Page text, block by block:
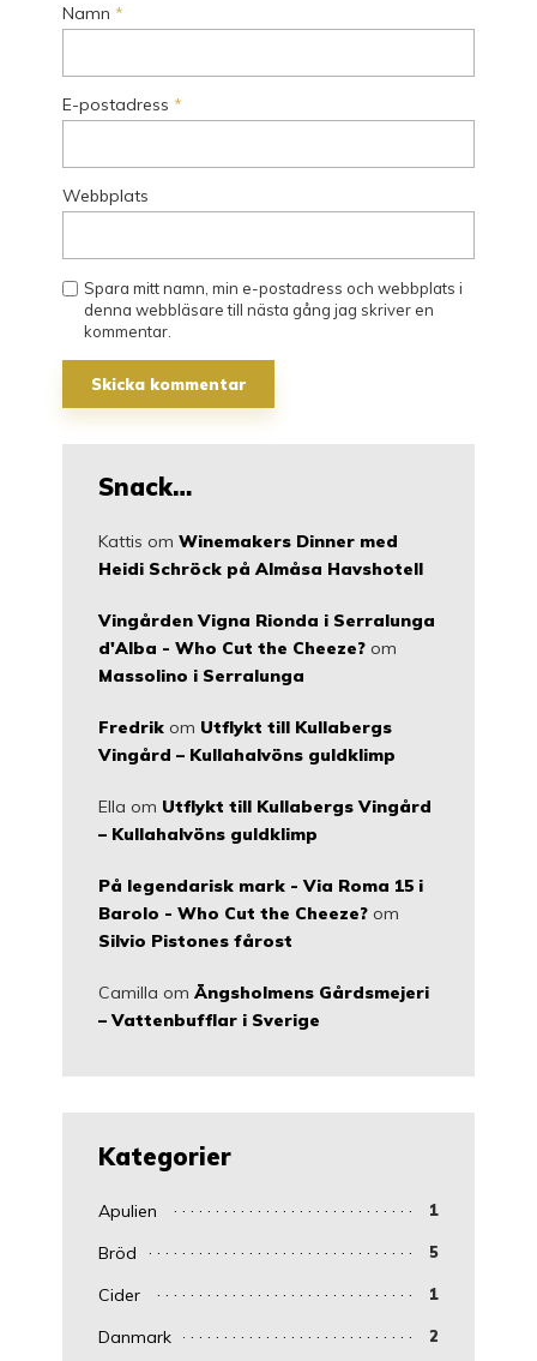
Namn *
E-postadress *
Webbplats
Spara mitt namn, min e-postadress och webbplats i
denna webbläsare till nästa gång jag skriver en
kommentar.
Snack…
Kattis om Winemakers Dinner med
Heidi Schröck på Almåsa Havshotell
Vingården Vigna Rionda i Serralunga
d'Alba - Who Cut the Cheeze? om
Massolino i Serralunga
Fredrik om Utflykt till Kullabergs
Vingård – Kullahalvöns guldklimp
Ella om Utflykt till Kullabergs Vingård
– Kullahalvöns guldklimp
På legendarisk mark - Via Roma 15 i
Barolo - Who Cut the Cheeze? om
Silvio Pistones fårost
Camilla om Ängsholmens Gårdsmejeri
– Vattenbufflar i Sverige
Kategorier
Apulien 1
Bröd 5
Cider 1
Danmark 2